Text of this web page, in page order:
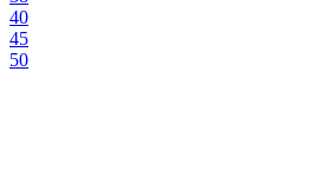
40
45
50